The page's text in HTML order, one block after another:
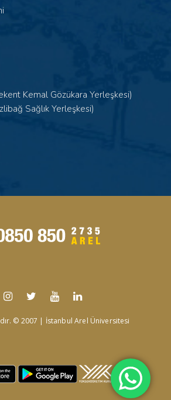
Kemal Gözükara Yerleşkesi)
Sağlık Yerleşkesi)
© 2007 | İstanbul Arel Üniversitesi